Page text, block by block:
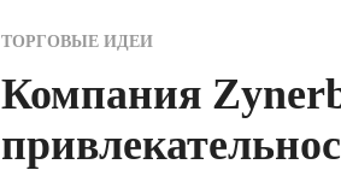
ТОРГОВЫЕ ИДЕИ
Компания